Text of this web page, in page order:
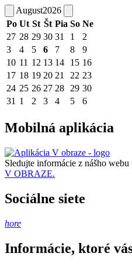
August2026
Po Ut St Št Pia So Ne
27 28 29 30 31 1
2
3
4 5 6 7 8
9
10 11 12 13 14 15 16
17 18 19 20 21 22 23
24 25 26 27 28 29 30
31 1 2 3 4 5 6
Mobilná aplikácia
Sledujte informácie z nášho webu
V OBRAZE.
Sociálne siete
hore
Informácie, ktoré